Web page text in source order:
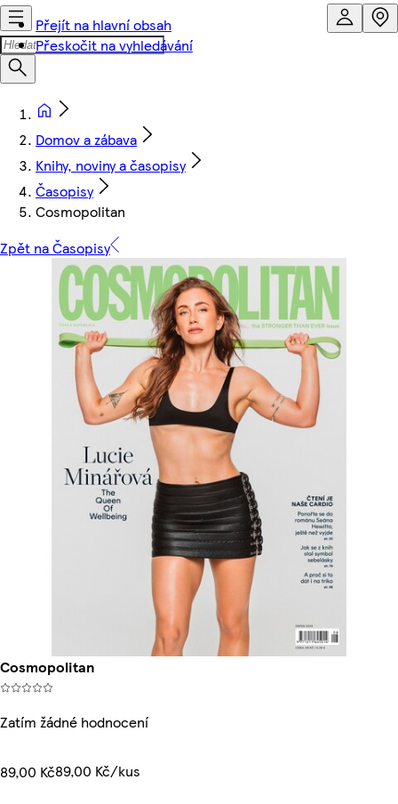
Přejít na hlavní obsah
Přeskočit na vyhledávání
Domov a zábava
Knihy, noviny a časopisy
Časopisy
Cosmopolitan
Zpět na Časopisy
Cosmopolitan
Zatím žádné hodnocení
89,00 Kč89,00 Kč/kus